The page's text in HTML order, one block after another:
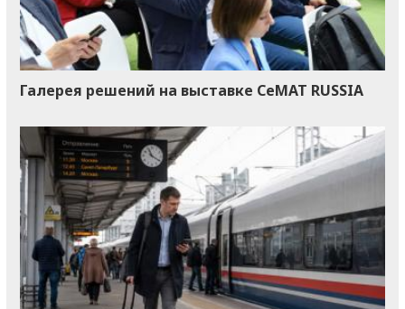
Галерея решений на выставке CeMAT RUSSIA